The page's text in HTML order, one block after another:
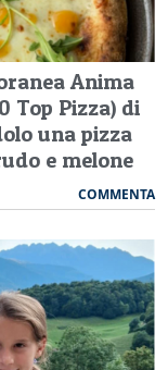
Anima
Top Pizza) di
una pizza
e melone
COMMENTA